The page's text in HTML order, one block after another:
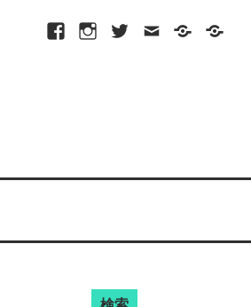
FacebookInstagramTwitter
メ
プ
ポ
シ
site-